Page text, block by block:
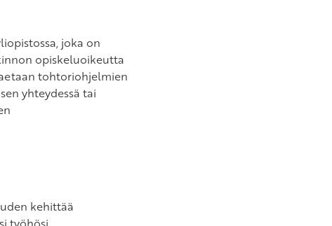
joka on
opiskeluoikeutta
tohtoriohjelmien
yhteydessä tai
kehittää